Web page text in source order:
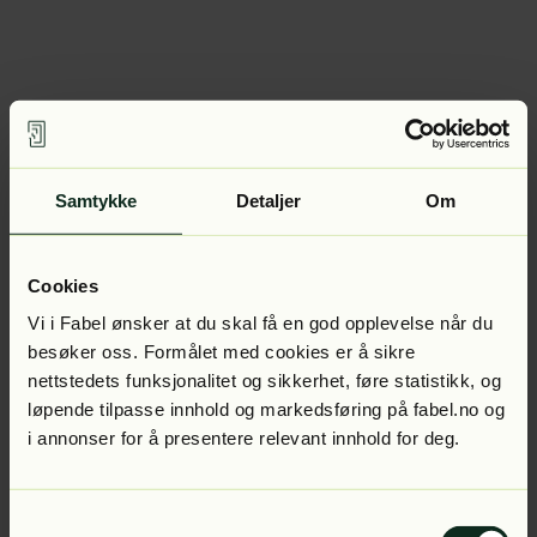
Samtykke Detaljer Om
Cookies
Vi i Fabel ønsker at du skal få en god opplevelse når du
besøker oss. Formålet med cookies er å sikre
nettstedets funksjonalitet og sikkerhet, føre statistikk, og
løpende tilpasse innhold og markedsføring på fabel.no og
i annonser for å presentere relevant innhold for deg.